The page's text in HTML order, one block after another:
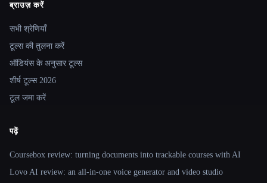
Site navigation
ब्राउज़ करें
सभी श्रेणियाँ
टूल्स की तुलना करें
ऑडियंस के अनुसार टूल्स
शीर्ष टूल्स 2026
टूल जमा करें
पढ़ें
Coursebox review: turning documents into trackable courses with AI
Lovo AI review: an all-in-one voice generator and video studio